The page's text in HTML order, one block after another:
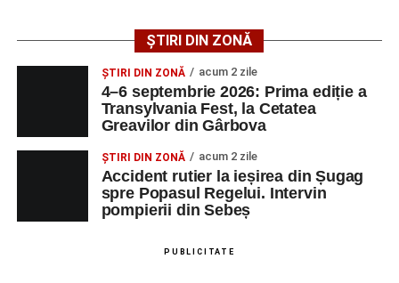
strada Dorobanți din Sebeș
Accident pe strada Dorobanți din Sebeș: fermeie
de 66 de ani rănită grav, după ce a fost lovită de o
motocicletă
4–6 septembrie 2026: Prima ediție a Transylvania
Fest, la Cetatea Greavilor din Gârbova
ȘTIRI DIN ZONĂ
ȘTIRI DIN ZONĂ acum 2 zile
4–6 septembrie 2026: Prima ediție a
Transylvania Fest, la Cetatea
Greavilor din Gârbova
ȘTIRI DIN ZONĂ acum 2 zile
Accident rutier la ieșirea din Șugag
spre Popasul Regelui. Intervin
pompierii din Sebeș
PUBLICITATE